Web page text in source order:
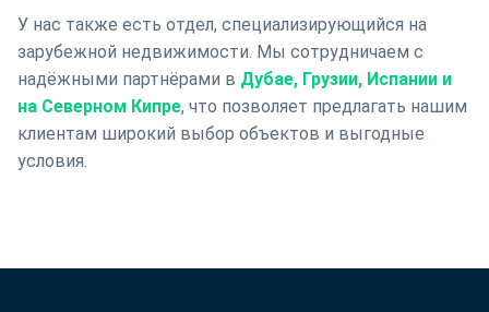
У нас также есть отдел, специализирующийся на
зарубежной недвижимости. Мы сотрудничаем с
надёжными партнёрами в Дубае, Грузии, Испании и
на Северном Кипре, что позволяет предлагать нашим
клиентам широкий выбор объектов и выгодные
условия.